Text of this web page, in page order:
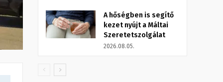
A hőségben is segítő
kezet nyújt a Máltai
Szeretetszolgálat
2026.08.05.